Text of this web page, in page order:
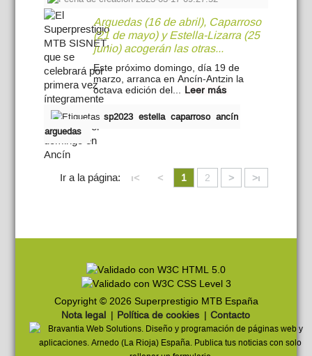
Arguedas (16 de abril), Caparroso
(21 de mayo) y Estella-Lizarra (25
junio) acogerán las otras...
Este próximo domingo, día 19 de
marzo, arranca en Ancín-Antzin la
octava edición del... Leer más
sp2023 estella caparroso ancín
arguedas
Ir a la página: ι< < 1 2 > >ι
Copyright © 2026 Superprestigio MTB España
Nota legal | Política de cookies | Contacto